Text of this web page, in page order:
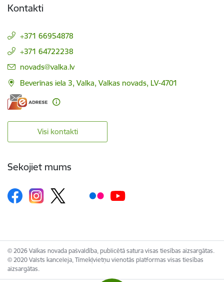
Kontakti
+371 66954878
+371 64722238
E-pasts:
novads@valka.lv
Beverīnas iela 3, Valka, Valkas novads, LV-4701
Visi kontakti
Sekojiet mums
© 2026 Valkas novada pašvaldība, publicētā satura visas tiesības aizsargātas.
© 2020 Valsts kanceleja, Tīmekļvietņu vienotās platformas visas tiesības
aizsargātas.